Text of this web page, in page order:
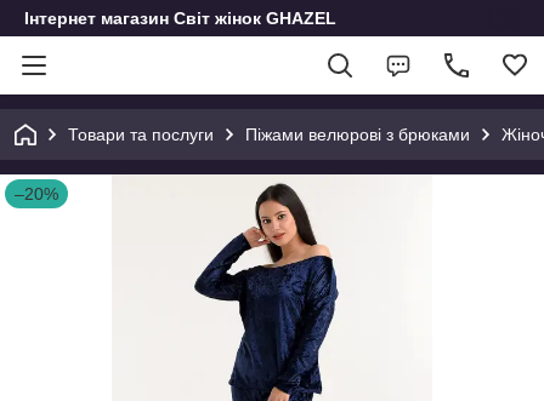
Інтернет магазин Світ жінок GHAZEL
Товари та послуги Піжами велюрові з брюками
–20%